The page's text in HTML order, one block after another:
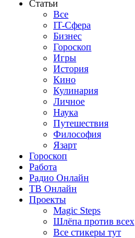
Статьи
Все
IT-Сфера
Бизнес
Гороскоп
Игры
История
Кино
Кулинария
Личное
Наука
Путешествия
Философия
Язарт
Гороскоп
Работа
Радио Онлайн
ТВ Онлайн
Проекты
Magic Steps
Шлёпа против всех
Все стикеры тут